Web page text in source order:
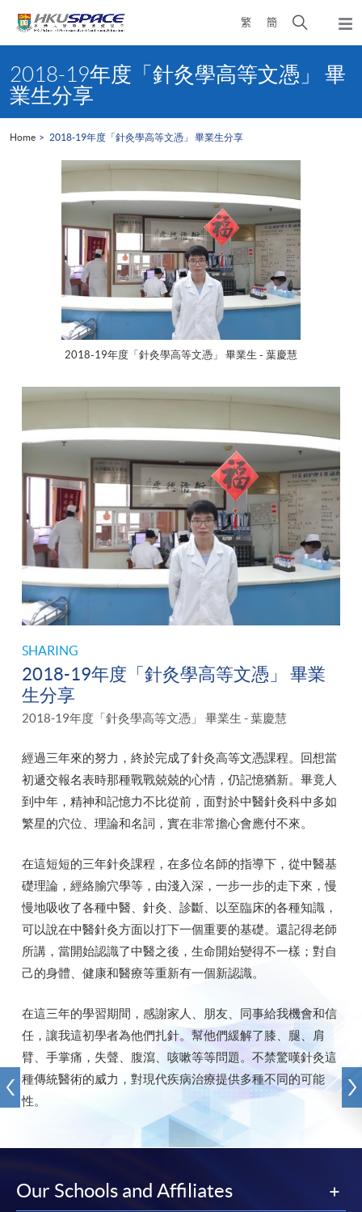
繁 簡
Open
search
panel
content
start2018-19年度「針灸學高等文憑」 畢
業生分享
Home 2018-19年度「針灸學高等文憑」 畢業生分享
SHARING
2018-19年度「針灸學高等文憑」 畢業
生分享
2018-19年度「針灸學高等文憑」 畢業生 - 葉慶慧
經過三年來的努力，終於完成了針灸高等文憑課程。回想當
初遞交報名表時那種戰戰兢兢的心情，仍記憶猶新。畢竟人
到中年，精神和記憶力不比從前，面對於中醫針灸科中多如
繁星的穴位、理論和名詞，實在非常擔心會應付不來。
在這短短的三年針灸課程，在多位名師的指導下，從中醫基
礎理論，經絡腧穴學等，由淺入深，一步一步的走下來，慢
慢地吸收了各種中醫、針灸、診斷、以至臨床的各種知識，
可以說在中醫針灸方面以打下一個重要的基礎。還記得老師
所講，當開始認識了中醫之後，生命開始變得不一樣；對自
己的身體、健康和醫療等重新有一個新認識。
在這三年的學習期間，感謝家人、朋友、同事給我機會和信
任，讓我這初學者為他們扎針。幫他們緩解了膝、腿、肩
臂、手掌痛，失聲、腹瀉、咳嗽等等問題。不禁驚嘆針灸這
種傳統醫術的威力，對現代疾病治療提供多種不同的可能
性。
2018-19年度「針灸學高等文憑」 畢業生 - 葉慶慧
Our Schools and Affiliates